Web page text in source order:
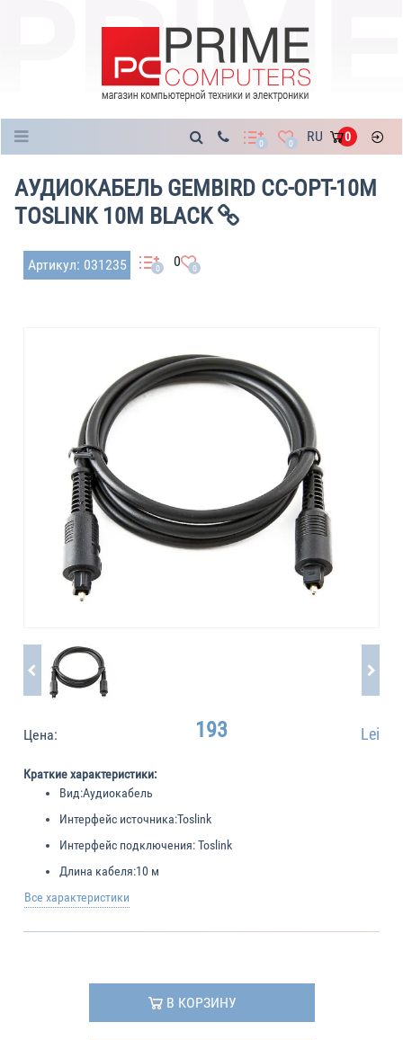
0 0 RU 0
АУДИОКАБЕЛЬ GEMBIRD CC-OPT-10M
TOSLINK 10M BLACK
Артикул: 031235 0 0 0
Цена: 193 Lei
Краткие характеристики:
Вид:Аудиокабель
Интерфейс источника:Toslink
Интерфейс подключения:Toslink
Длина кабеля:10 м
Все характеристики
В КОРЗИНУ